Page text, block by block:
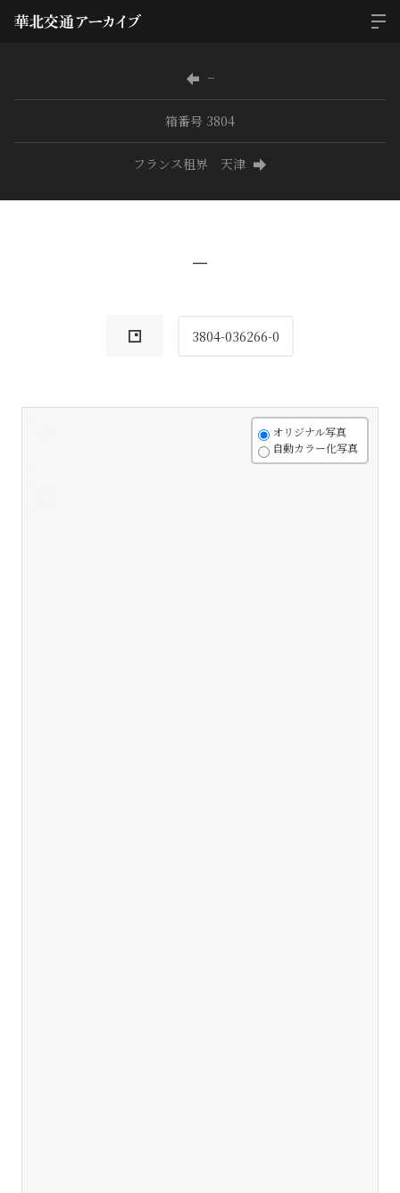
−
箱番号 3804
フランス租界 天津
−
3804-036266-0
オリジナル写真
自動カラー化写真